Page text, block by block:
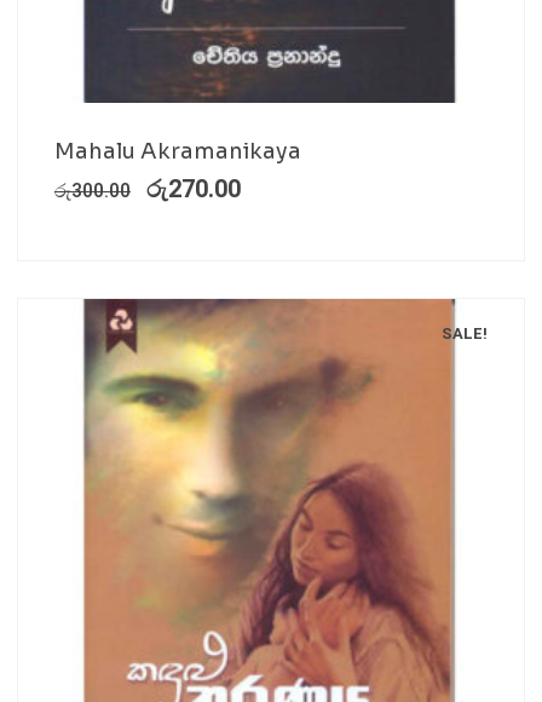
Mahalu Akramanikaya
රු300.00 රු270.00
SALE!